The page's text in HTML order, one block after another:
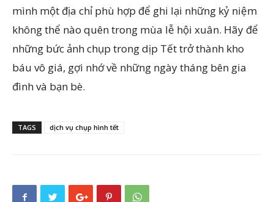
mình một địa chỉ phù hợp để ghi lại những kỷ niệm
không thể nào quên trong mùa lễ hội xuân. Hãy để
những bức ảnh chụp trong dịp Tết trở thành kho
báu vô giá, gợi nhớ về những ngày tháng bên gia
đình và bạn bè.
TAGS dịch vụ chụp hình tết